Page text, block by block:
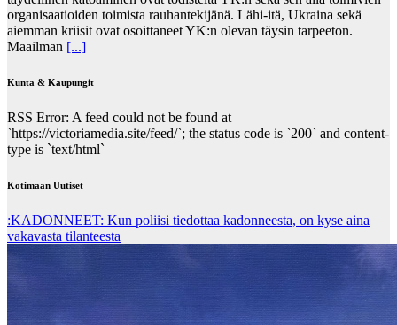
organisaatioiden toimista rauhantekijänä. Lähi-itä, Ukraina sekä
aiemman kriisit ovat osoittaneet YK:n olevan täysin tarpeeton.
Maailman [...]
Kunta & Kaupungit
RSS Error: A feed could not be found at
`https://victoriamedia.site/feed/`; the status code is `200` and content-
type is `text/html`
Kotimaan Uutiset
:KADONNEET: Kun poliisi tiedottaa kadonneesta, on kyse aina
vakavasta tilanteesta